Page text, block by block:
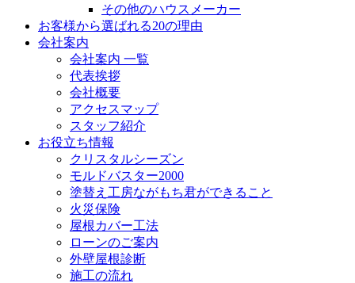
その他のハウスメーカー
お客様から選ばれる20の理由
会社案内
会社案内 一覧
代表挨拶
会社概要
アクセスマップ
スタッフ紹介
お役立ち情報
クリスタルシーズン
モルドバスター2000
塗替え工房ながもち君ができること
火災保険
屋根カバー工法
ローンのご案内
外壁屋根診断
施工の流れ